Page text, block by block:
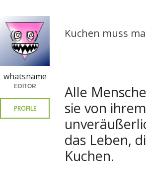
Kuchen muss
Alle
sie von
das Leben,
Kuchen.
whatsname
EDITOR
PROFILE